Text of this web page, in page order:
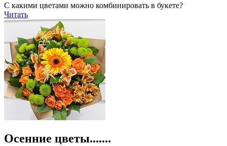
С какими цветами можно комбинировать в букете?
Читать
Осенние цветы.......